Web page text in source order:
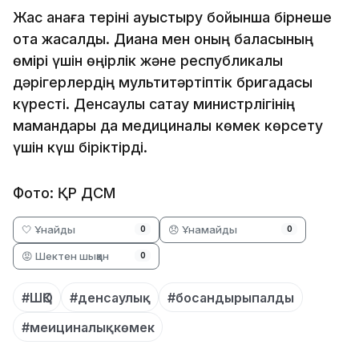
Жас анаға теріні ауыстыру бойынша бірнеше
ота жасалды. Диана мен оның баласының
өмірі үшін өңірлік және республикалық
дәрігерлердің мультитәртіптік бригадасы
күресті. Денсаулық сақтау министрлігінің
мамандары да медициналық көмек көрсету
үшін күш біріктірді.
Фото: ҚР ДСМ
🤍 Ұнайды 0 😞 Ұнамайды 0
😡 Шектен шыққан 0
#ШҚО #денсаулық
#босандырыпалды
#меициналықкөмек